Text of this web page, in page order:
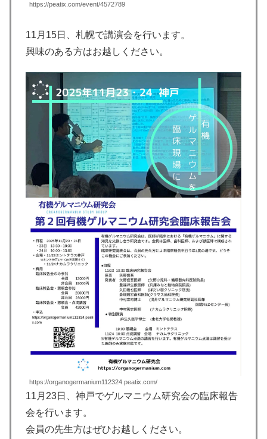
https://peatix.com/event/4572789
11月15日、札幌で講演会を行います。
興味のある方はお越しください。
https://organogermanium112324.peatix.com/
11月23日、神戸でゲルマニウム研究会の臨床報告
会を行います。
会員の先生方はぜひお越しください。